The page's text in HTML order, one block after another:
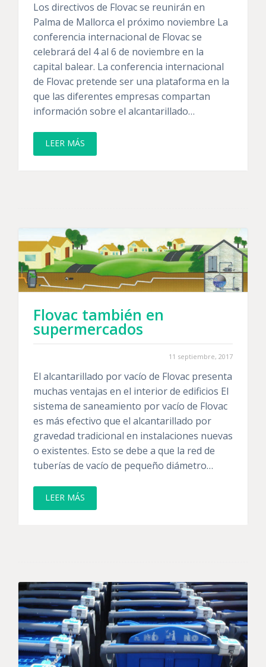
Los directivos de Flovac se reunirán en
Palma de Mallorca el próximo noviembre La
conferencia internacional de Flovac se
celebrará del 4 al 6 de noviembre en la
capital balear. La conferencia internacional
de Flovac pretende ser una plataforma en la
que las diferentes empresas compartan
información sobre el alcantarillado…
LEER MÁS
Flovac también en
supermercados
11 septiembre, 2017
El alcantarillado por vacío de Flovac presenta
muchas ventajas en el interior de edificios El
sistema de saneamiento por vacío de Flovac
es más efectivo que el alcantarillado por
gravedad tradicional en instalaciones nuevas
o existentes. Esto se debe a que la red de
tuberías de vacío de pequeño diámetro…
LEER MÁS